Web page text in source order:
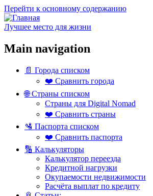
Перейти к основному содержанию
Лучшее место для жизни
Main navigation
📄 Города списком
❤️ Сравнить города
🌐 Страны списком
Страны для Digital Nomad
❤️ Сравнить страны
🛂 Паспорта списком
❤️ Сравнить паспорта
🔢 Калькуляторы
Калькулятор переезда
Кредитной нагрузки
Окупаемости недвижимости
Расчёта выплат по кредиту